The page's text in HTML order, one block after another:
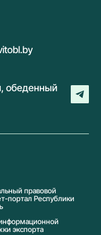
обеденный
правовой
портал Республики
экспорта